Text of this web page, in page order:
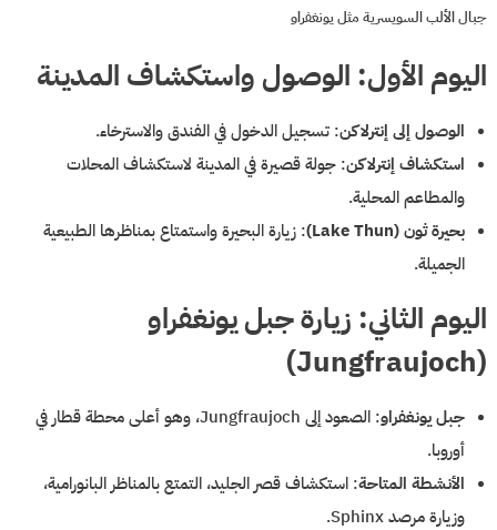
جبال الألب السويسرية مثل يونغفراو
اليوم الأول: الوصول واستكشاف المدينة
الوصول إلى إنترلاكن: تسجيل الدخول في الفندق والاسترخاء.
استكشاف إنترلاكن: جولة قصيرة في المدينة لاستكشاف المحلات
والمطاعم المحلية.
بحيرة ثون (Lake Thun)
: زيارة البحيرة واستمتاع بمناظرها الطبيعية
الجميلة.
اليوم الثاني: زيارة جبل يونغفراو
(Jungfraujoch)
جبل يونغفراو
: الصعود إلى Jungfraujoch، وهو أعلى محطة قطار في
أوروبا.
الأنشطة المتاحة: استكشاف قصر الجليد، التمتع بالمناظر البانورامية،
وزيارة مرصد Sphinx.